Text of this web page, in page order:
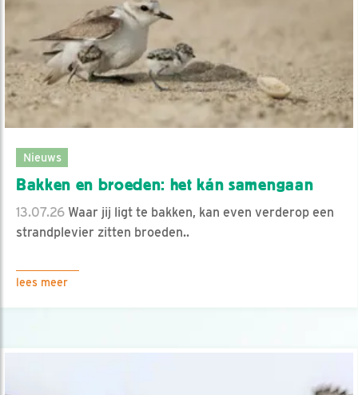
Nieuws
Bakken en broeden: het kán samengaan
13.07.26 Waar jij ligt te bakken, kan even verderop een
strandplevier zitten broeden..
lees meer